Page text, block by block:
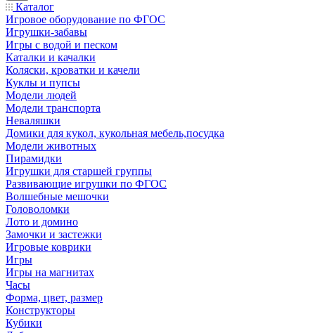
Каталог
Игровое оборудование по ФГОС
Игрушки-забавы
Игры с водой и песком
Каталки и качалки
Коляски, кроватки и качели
Куклы и пупсы
Модели людей
Модели транспорта
Неваляшки
Домики для кукол, кукольная мебель,посудка
Модели животных
Пирамидки
Игрушки для старшей группы
Развивающие игрушки по ФГОС
Волшебные мешочки
Головоломки
Лото и домино
Замочки и застежки
Игровые коврики
Игры
Игры на магнитах
Часы
Форма, цвет, размер
Конструкторы
Кубики